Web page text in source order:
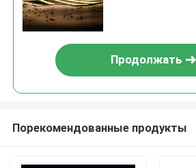
Продолжать
Порекомендованные продукты